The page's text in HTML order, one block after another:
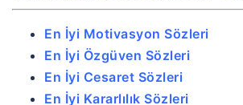
En İyi Motivasyon Sözleri
En İyi Özgüven Sözleri
En İyi Cesaret Sözleri
En İyi Kararlılık Sözleri